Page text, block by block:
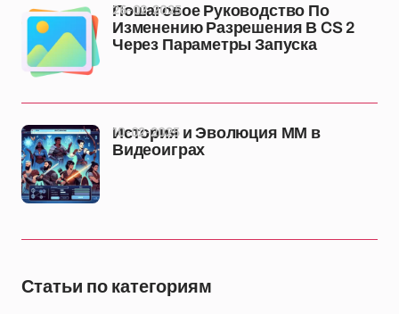
Пошаговое Руководство По
Изменению Разрешения В CS 2
Через Параметры Запуска
26-02-2025
История и Эволюция ММ в
Видеоиграх
10-02-2025
Статьи по категориям